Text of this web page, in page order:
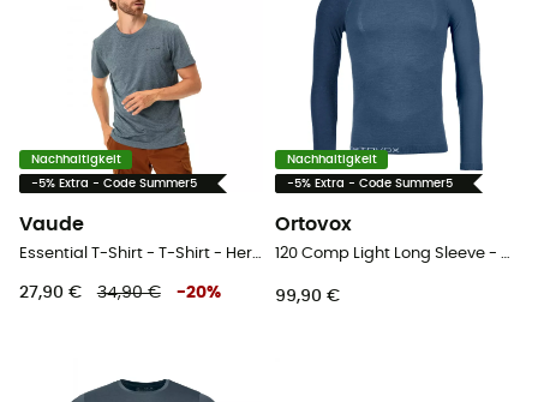
Nachhaltigkeit
-5% Extra - Code Summer5
Vaude
Essential T-Shirt - T-Shirt - Herren
27,90 € 34,90 € -20%
Nachhaltigkeit
-5% Extra - Code Summer5
Ortovox
120 Comp Light Long Sleeve - Merinounterwäsche - Herren
99,90 €